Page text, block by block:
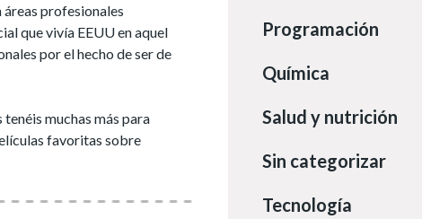
profesionales
que vivía EEUU en aquel
por el hecho de ser de
muchas más para
favoritas sobre
Programación
Química
Salud y nutrición
Sin categorizar
Tecnología